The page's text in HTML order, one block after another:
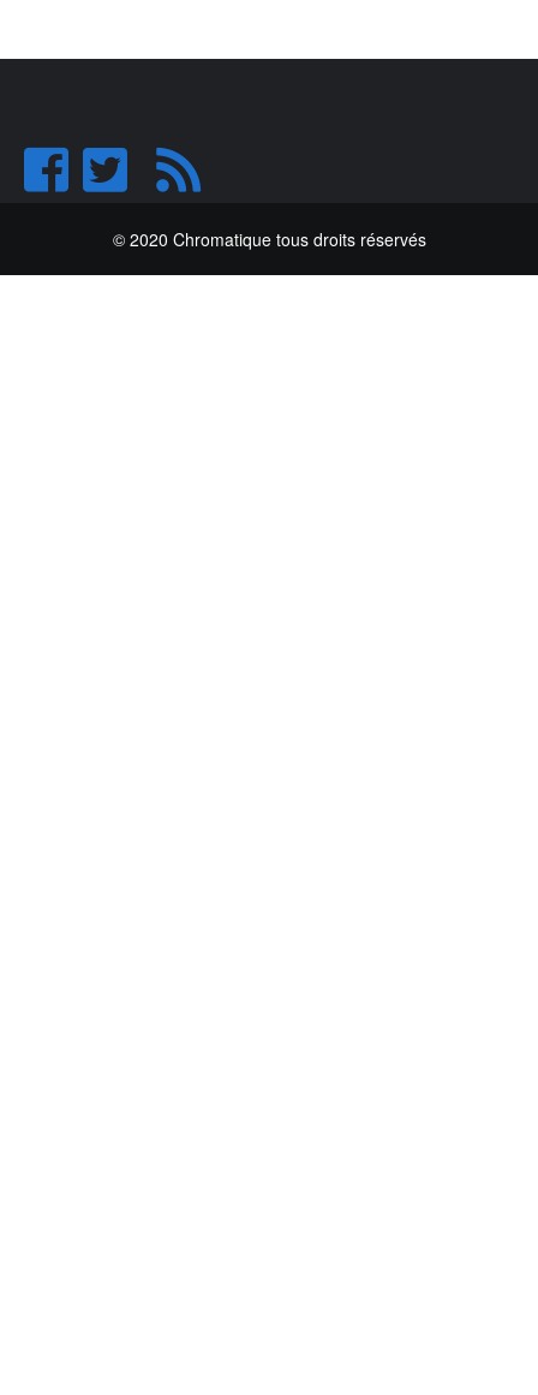
© 2020 Chromatique tous droits réservés